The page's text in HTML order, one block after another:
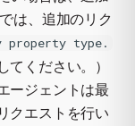
は、追加のリク
property type.
てください。）
ージェントは最
クエストを行い